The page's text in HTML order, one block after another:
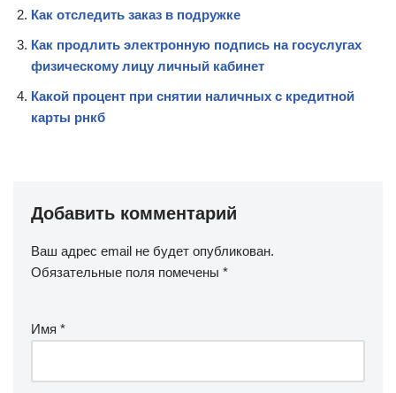
Как отследить заказ в подружке
Как продлить электронную подпись на госуслугах
физическому лицу личный кабинет
Какой процент при снятии наличных с кредитной
карты рнкб
Добавить комментарий
Ваш адрес email не будет опубликован.
Обязательные поля помечены *
Имя *